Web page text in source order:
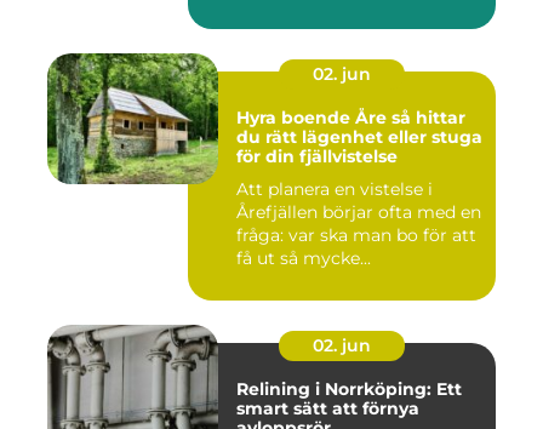
02. jun
Hyra boende Åre så hittar
du rätt lägenhet eller stuga
för din fjällvistelse
Att planera en vistelse i
Årefjällen börjar ofta med en
fråga: var ska man bo för att
få ut så mycke...
02. jun
Relining i Norrköping: Ett
smart sätt att förnya